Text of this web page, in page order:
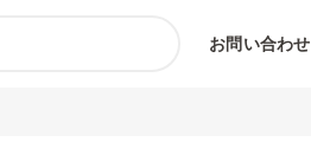
お問い合わせ